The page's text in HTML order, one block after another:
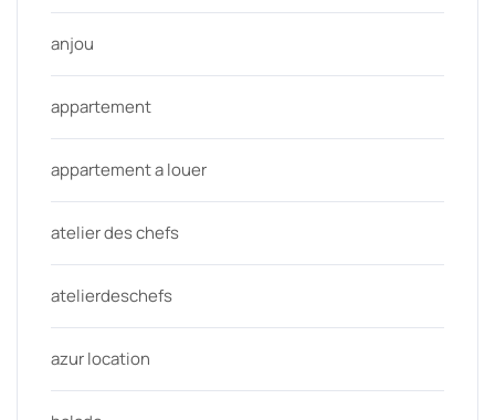
anjou
appartement
appartement a louer
atelier des chefs
atelierdeschefs
azur location